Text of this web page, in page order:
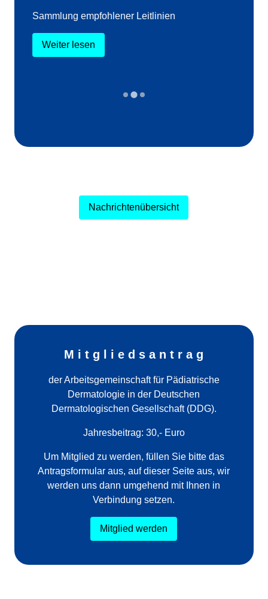
Sammlung empfohlener Leitlinien
Weiter lesen
Nachrichtenübersicht
M i t g l i e d s a n t r a g
der Arbeitsgemeinschaft für Pädiatrische
Dermatologie in der Deutschen
Dermatologischen Gesellschaft (DDG).
Jahresbeitrag: 30,- Euro
Um Mitglied zu werden, füllen Sie bitte das
Antragsformular aus, auf dieser Seite aus, wir
werden uns dann umgehend mit Ihnen in
Verbindung setzen.
Mitglied werden